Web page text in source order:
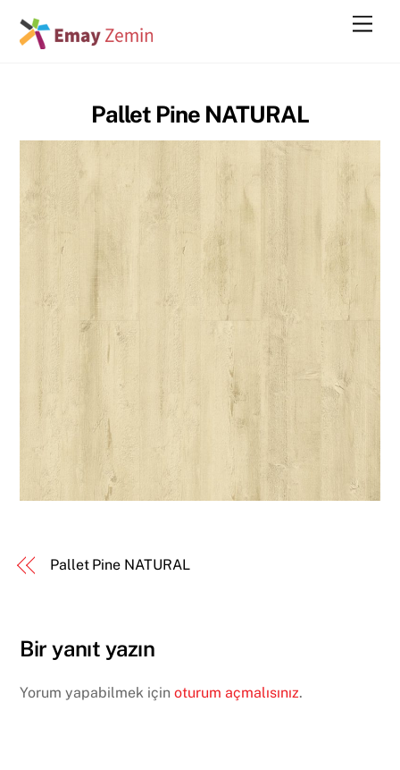
Pallet Pine NATURAL
Pallet Pine NATURAL
Bir yanıt yazın
Yorum yapabilmek içinoturum açmalısınız.